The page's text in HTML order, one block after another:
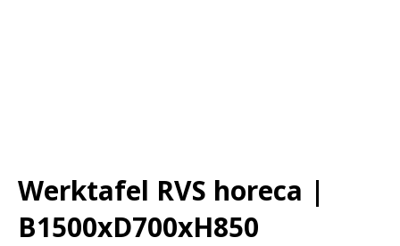
Werktafel RVS horeca |
B1500xD700xH850